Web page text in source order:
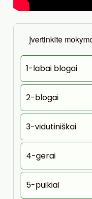
Įvertinkite
1-labai blogai
2-blogai
3-vidutiniškai
4-gerai
5-puikiai